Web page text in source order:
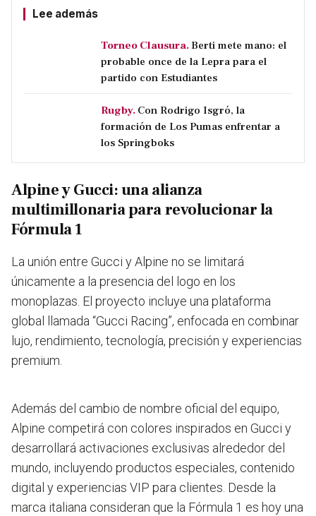
Lee además
Torneo Clausura. Berti mete mano: el
probable once de la Lepra para el
partido con Estudiantes
Rugby. Con Rodrigo Isgró, la
formación de Los Pumas enfrentar a
los Springboks
Alpine y Gucci: una alianza
multimillonaria para revolucionar la
Fórmula 1
La unión entre Gucci y Alpine no se limitará
únicamente a la presencia del logo en los
monoplazas. El proyecto incluye una plataforma
global llamada “Gucci Racing”, enfocada en combinar
lujo, rendimiento, tecnología, precisión y experiencias
premium.
Además del cambio de nombre oficial del equipo,
Alpine competirá con colores inspirados en Gucci y
desarrollará activaciones exclusivas alrededor del
mundo, incluyendo productos especiales, contenido
digital y experiencias VIP para clientes. Desde la
marca italiana consideran que la Fórmula 1 es hoy una